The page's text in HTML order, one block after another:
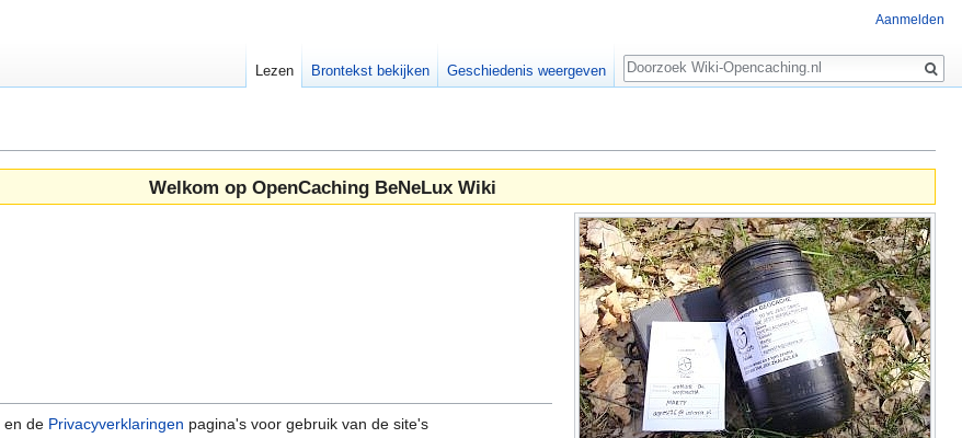
Welkom op OpenCaching BeNeLux Wiki
en de Privacyverklaringen pagina's voor gebruik van de site's
Aanmelden
Lezen Brontekst bekijken Geschiedenis weergeven
Zoeken